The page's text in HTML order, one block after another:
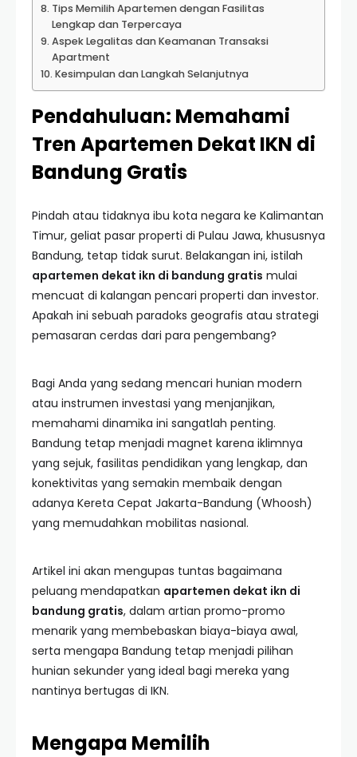
Tips Memilih Apartemen dengan Fasilitas
Lengkap dan Terpercaya
Aspek Legalitas dan Keamanan Transaksi
Apartment
Kesimpulan dan Langkah Selanjutnya
Pendahuluan: Memahami
Tren Apartemen Dekat IKN di
Bandung Gratis
Pindah atau tidaknya ibu kota negara ke Kalimantan
Timur, geliat pasar properti di Pulau Jawa, khususnya
Bandung, tetap tidak surut. Belakangan ini, istilah
apartemen dekat ikn di bandung gratis mulai
mencuat di kalangan pencari properti dan investor.
Apakah ini sebuah paradoks geografis atau strategi
pemasaran cerdas dari para pengembang?
Bagi Anda yang sedang mencari hunian modern
atau instrumen investasi yang menjanjikan,
memahami dinamika ini sangatlah penting.
Bandung tetap menjadi magnet karena iklimnya
yang sejuk, fasilitas pendidikan yang lengkap, dan
konektivitas yang semakin membaik dengan
adanya Kereta Cepat Jakarta-Bandung (Whoosh)
yang memudahkan mobilitas nasional.
Artikel ini akan mengupas tuntas bagaimana
peluang mendapatkan apartemen dekat ikn di
bandung gratis, dalam artian promo-promo
menarik yang membebaskan biaya-biaya awal,
serta mengapa Bandung tetap menjadi pilihan
hunian sekunder yang ideal bagi mereka yang
nantinya bertugas di IKN.
Mengapa Memilih